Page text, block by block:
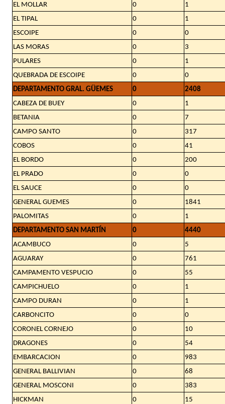
EL MOLLAR
0
1
EL TIPAL
0
1
ESCOIPE
0
0
LAS MORAS
0
3
PULARES
0
1
QUEBRADA DE ESCOIPE
0
0
DEPARTAMENTO GRAL. GÜEMES
0
2408
CABEZA DE BUEY
0
1
BETANIA
0
7
CAMPO SANTO
0
317
COBOS
0
41
EL BORDO
0
200
EL PRADO
0
0
EL SAUCE
0
0
GENERAL GUEMES
0
1841
PALOMITAS
0
1
DEPARTAMENTO SAN MARTÍN
0
4440
ACAMBUCO
0
5
AGUARAY
0
761
CAMPAMENTO VESPUCIO
0
55
CAMPICHUELO
0
1
CAMPO DURAN
0
1
CARBONCITO
0
0
CORONEL CORNEJO
0
10
DRAGONES
0
54
EMBARCACION
0
983
GENERAL BALLIVIAN
0
68
GENERAL MOSCONI
0
383
HICKMAN
0
15